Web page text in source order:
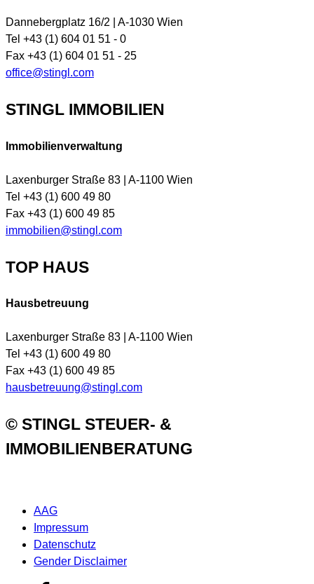
Dannebergplatz 16/2 | A-1030 Wien
Tel +43 (1) 604 01 51 - 0
Fax +43 (1) 604 01 51 - 25
office@stingl.com
STINGL IMMOBILIEN
Immobilienverwaltung
Laxenburger Straße 83 | A-1100 Wien
Tel +43 (1) 600 49 80
Fax +43 (1) 600 49 85
immobilien@stingl.com
TOP HAUS
Hausbetreuung
Laxenburger Straße 83 | A-1100 Wien
Tel +43 (1) 600 49 80
Fax +43 (1) 600 49 85
hausbetreuung@stingl.com
© STINGL STEUER- &
IMMOBILIENBERATUNG
AAG
Impressum
Datenschutz
Gender Disclaimer